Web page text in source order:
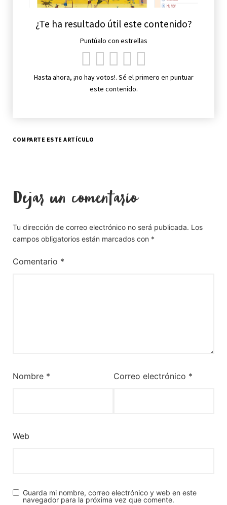
¿Te ha resultado útil este contenido?
Puntúalo con estrellas
Hasta ahora, ¡no hay votos!. Sé el primero en puntuar
este contenido.
COMPARTE ESTE ARTÍCULO
Dejar un comentario
Tu dirección de correo electrónico no será publicada. Los
campos obligatorios están marcados con *
Comentario *
Nombre * Correo electrónico *
Web
Guarda mi nombre, correo electrónico y web en este
navegador para la próxima vez que comente.